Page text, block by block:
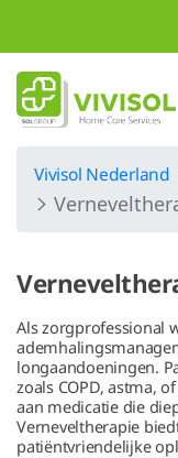
Overslaan en naar
Vivisol Nederland
Als zorgprofessional
longaandoeningen.
zoals COPD, astma,
aan medicatie die
Verneveltherapie
patiëntvriendelijke